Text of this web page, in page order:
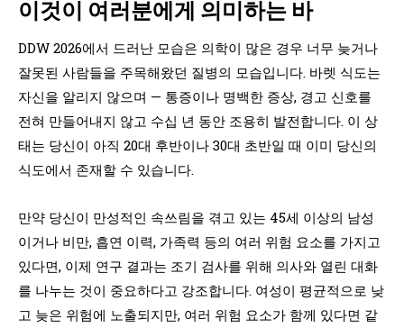
이것이 여러분에게 의미하는 바
DDW 2026에서 드러난 모습은 의학이 많은 경우 너무 늦거나
잘못된 사람들을 주목해왔던 질병의 모습입니다. 바렛 식도는
자신을 알리지 않으며 — 통증이나 명백한 증상, 경고 신호를
전혀 만들어내지 않고 수십 년 동안 조용히 발전합니다. 이 상
태는 당신이 아직 20대 후반이나 30대 초반일 때 이미 당신의
식도에서 존재할 수 있습니다.
만약 당신이 만성적인 속쓰림을 겪고 있는 45세 이상의 남성
이거나 비만, 흡연 이력, 가족력 등의 여러 위험 요소를 가지고
있다면, 이제 연구 결과는 조기 검사를 위해 의사와 열린 대화
를 나누는 것이 중요하다고 강조합니다. 여성이 평균적으로 낮
고 늦은 위험에 노출되지만, 여러 위험 요소가 함께 있다면 같